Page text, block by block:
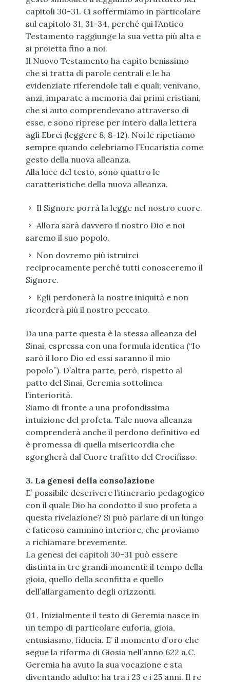
capitoli 30-31. Ci soffermiamo in particolare
sul capitolo 31, 31-34, perché qui l’Antico
Testamento raggiunge la sua vetta più alta e
si proietta fino a noi.
Il Nuovo Testamento ha capito benissimo
che si tratta di parole centrali e le ha
evidenziate riferendole tali e quali; venivano,
anzi, imparate a memoria dai primi cristiani,
che si auto comprendevano attraverso di
esse, e sono riprese per intero dalla lettera
agli Ebrei (leggere 8, 8-12). Noi le ripetiamo
sempre quando celebriamo l’Eucaristia come
gesto della nuova alleanza.
Alla luce del testo, sono quattro le
caratteristiche della nuova alleanza.
Il Signore porrà la legge nel nostro cuore.
Allora sarà davvero il nostro Dio e noi
saremo il suo popolo.
Non dovremo più istruirci
reciprocamente perché tutti conosceremo il
Signore.
Egli perdonerà la nostre iniquità e non
ricorderà più il nostro peccato.
Da una parte questa è la stessa alleanza del
Sinai, espressa con una formula identica (“Io
sarò il loro Dio ed essi saranno il mio
popolo”). D’altra parte, però, rispetto al
patto del Sinai, Geremia sottolinea
l’interiorità.
Siamo di fronte a una profondissima
intuizione del profeta. Tale nuova alleanza
comprenderà anche il perdono definitivo ed
è promessa di quella misericordia che
sgorgherà dal Cuore trafitto del Crocifisso.
3. La genesi della consolazione
E’ possibile descrivere l’itinerario pedagogico
con il quale Dio ha condotto il suo profeta a
questa rivelazione? Si può parlare di un lungo
e faticoso cammino interiore, che proviamo
a richiamare brevemente.
La genesi dei capitoli 30-31 può essere
distinta in tre grandi momenti: il tempo della
gioia, quello della sconfitta e quello
dell’allargamento degli orizzonti.
Inizialmente il testo di Geremia nasce in
un tempo di particolare euforia, gioia,
entusiasmo, fiducia. E’ il momento d’oro che
segue la riforma di Giosia nell’anno 622 a.C.
Geremia ha avuto la sua vocazione e sta
diventando adulto: ha tra i 23 e i 25 anni. Il re